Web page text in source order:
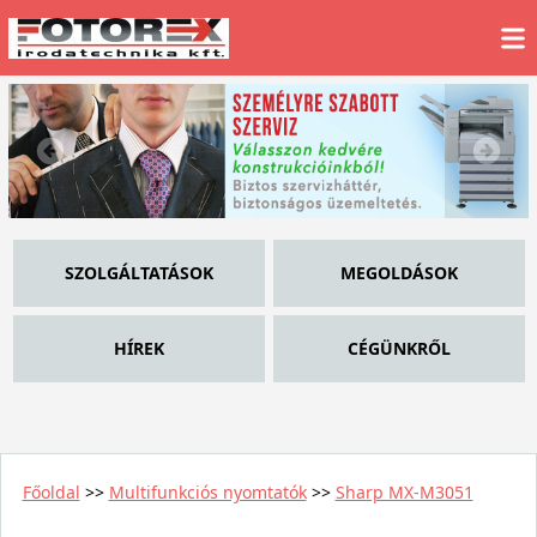
SZOLGÁLTATÁSOK MEGOLDÁSOK
HÍREK CÉGÜNKRŐL
Főoldal >> Multifunkciós nyomtatók>> Sharp MX-M3051